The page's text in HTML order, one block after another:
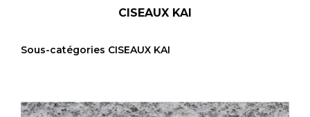
CISEAUX KAI
Sous-catégories CISEAUX KAI